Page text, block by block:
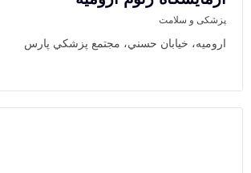
پزشکی و سلامت
اروميه، خيابان حسني، مجتمع پزشکي پارس